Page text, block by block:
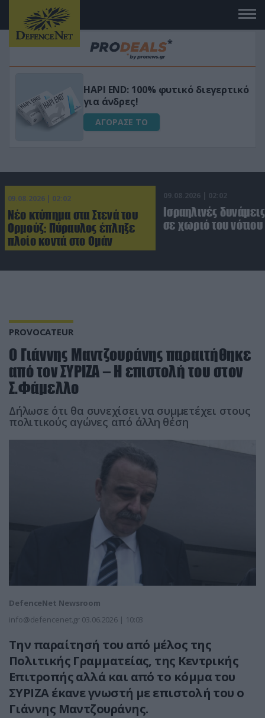
Μεταμόρφωσε τον κήπο σου με το
Ultra Box Μίνι Αλυσοπρίονο με
μπαταρία λιθίου
ΑΓΟΡΑΣΕ ΤΟ
09.08.2026 | 02:02
Νέο κτύπημα στα Στενά του
Ορμούζ: Πύραυλος έπληξε
πλοίο κοντά στο Ομάν
09.08.2026 | 02:02
Ισραηλινές
σε χωριό του
PROVOCATEUR
Ο Γιάννης Μαντζουράνης παραιτήθηκε
από τον ΣΥΡΙΖΑ – Η επιστολή του στον
Σ.Φάμελλο
Δήλωσε ότι θα συνεχίσει να συμμετέχει στους
πολιτικούς αγώνες από άλλη θέση
DefenceNet Newsroom
info@defencenet.gr 03.06.2026 | 10:03
Την παραίτησή του από μέλος της
Πολιτικής Γραμματείας, της Κεντρικής
Επιτροπής αλλά και από το κόμμα του
ΣΥΡΙΖΑ έκανε γνωστή με επιστολή του ο
Γιάννης Μαντζουράνης.